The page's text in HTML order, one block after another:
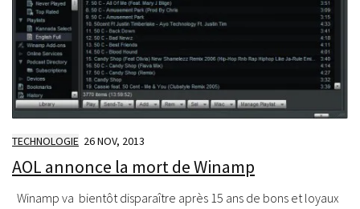
TECHNOLOGIE 26 NOV, 2013
AOL annonce la mort de Winamp
Winamp va bientôt disparaître après 15 ans de bons et loyaux